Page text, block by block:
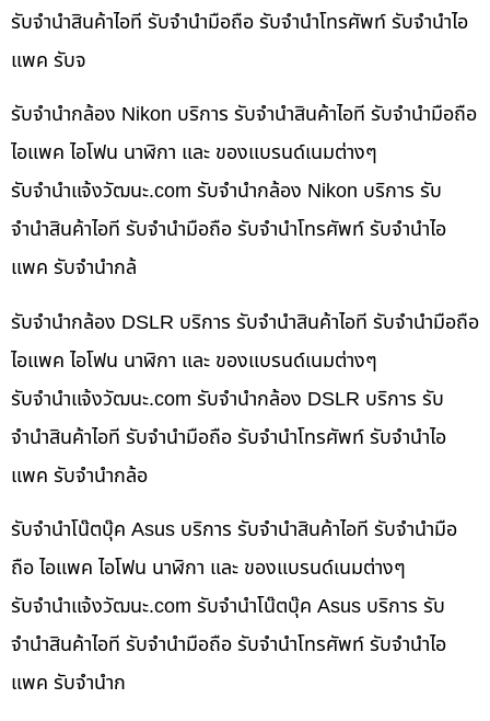
รับจำนำสินค้าไอที รับจำนำมือถือ รับจำนำโทรศัพท์ รับจำนำไอ
แพค รับจ
รับจำนำกล้อง Nikon บริการ รับจำนำสินค้าไอที รับจำนำมือถือ
ไอแพค ไอโฟน นาฬิกา และ ของแบรนด์เนมต่างๆ
รับจํานําแจ้งวัฒนะ.com รับจำนำกล้อง Nikon บริการ รับ
จำนำสินค้าไอที รับจำนำมือถือ รับจำนำโทรศัพท์ รับจำนำไอ
แพค รับจำนำกล้
รับจำนำกล้อง DSLR บริการ รับจำนำสินค้าไอที รับจำนำมือถือ
ไอแพค ไอโฟน นาฬิกา และ ของแบรนด์เนมต่างๆ
รับจํานําแจ้งวัฒนะ.com รับจำนำกล้อง DSLR บริการ รับ
จำนำสินค้าไอที รับจำนำมือถือ รับจำนำโทรศัพท์ รับจำนำไอ
แพค รับจำนำกล้อ
รับจำนำโน๊ตบุ๊ค Asus บริการ รับจำนำสินค้าไอที รับจำนำมือ
ถือ ไอแพค ไอโฟน นาฬิกา และ ของแบรนด์เนมต่างๆ
รับจํานําแจ้งวัฒนะ.com รับจำนำโน๊ตบุ๊ค Asus บริการ รับ
จำนำสินค้าไอที รับจำนำมือถือ รับจำนำโทรศัพท์ รับจำนำไอ
แพค รับจำนำก